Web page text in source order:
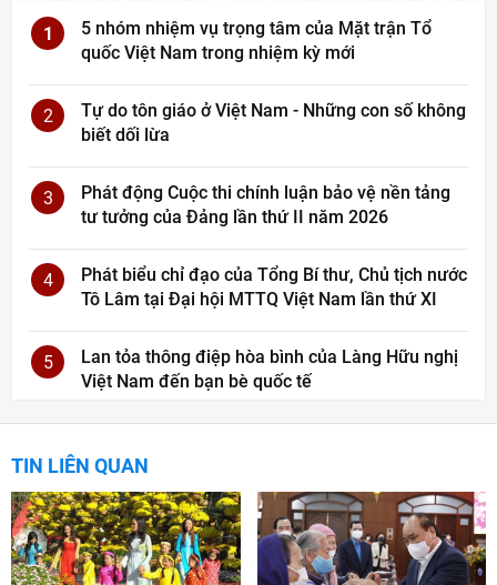
1
5 nhóm nhiệm vụ trọng tâm của Mặt trận Tổ
quốc Việt Nam trong nhiệm kỳ mới
2
Tự do tôn giáo ở Việt Nam - Những con số không
biết dối lừa
3
Phát động Cuộc thi chính luận bảo vệ nền tảng
tư tưởng của Đảng lần thứ II năm 2026
4
Phát biểu chỉ đạo của Tổng Bí thư, Chủ tịch nước
Tô Lâm tại Đại hội MTTQ Việt Nam lần thứ XI
5
Lan tỏa thông điệp hòa bình của Làng Hữu nghị
Việt Nam đến bạn bè quốc tế
TIN LIÊN QUAN